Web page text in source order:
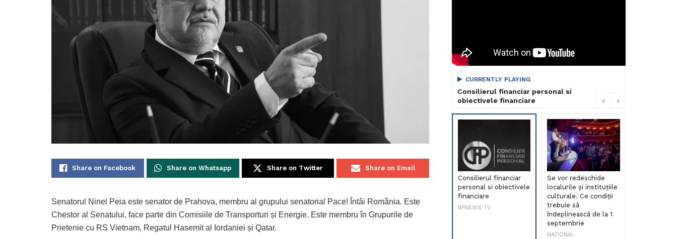
Share on Facebook Share on Whatsapp Share on Twitter Share on Email
Senatorul Ninel Peia este senator de Prahova, membru al grupului senatorial Pace! Întâi România. Este
Chestor al Senatului, face parte din Comisiile de Transporturi și Energie. Este membru în Grupurile de
Prietenie cu RS Vietnam, Regatul Hasemit al Iordaniei și Qatar.
CURRENTLY PLAYING
Consilierul financiar personal si
obiectivele financiare
Consilierul financiar
personal si obiectivele
financiare
BPNEWS TV
Se vor redeschide
localurile și instituțiile
culturale. Ce condiții
trebuie să
îndeplinească de la 1
septembrie
NATIONAL